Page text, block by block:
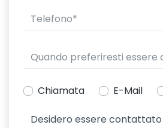
Chiamata E-Mail